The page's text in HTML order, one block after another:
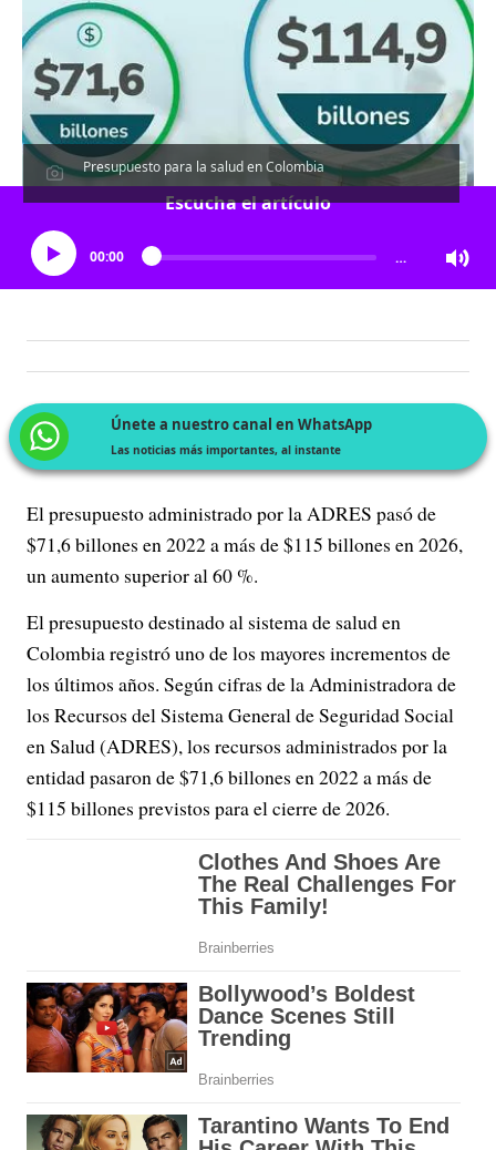
Presupuesto para la salud en Colombia
Escucha el artículo
00:00 …
Únete a nuestro canal en WhatsApp
Las noticias más importantes, al instante
El presupuesto administrado por la ADRES pasó de
$71,6 billones en 2022 a más de $115 billones en 2026,
un aumento superior al 60 %.
El presupuesto destinado al sistema de salud en
Colombia registró uno de los mayores incrementos de
los últimos años. Según cifras de la Administradora de
los Recursos del Sistema General de Seguridad Social
en Salud (ADRES), los recursos administrados por la
entidad pasaron de $71,6 billones en 2022 a más de
$115 billones previstos para el cierre de 2026.